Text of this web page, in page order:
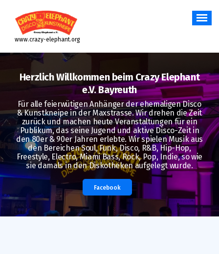
Inhalt
springen
www.crazy-elephant.org
Herzlich Willkommen beim Crazy Elephant
e.V. Bayreuth
Für alle feierwütigen Anhänger der ehemaligen Disco
& Kunstkneipe in der Maxstrasse. Wir drehen die Zeit
zurück und machen heute Veranstaltungen für ein
Publikum, das seine Jugend und aktive Disco-Zeit in
den 80er & 90er Jahren erlebte. Wir spielen Musik aus
den Bereichen Soul, Funk, Disco, R&B, Hip-Hop,
Freestyle, Electro, Miami Bass, Rock, Pop, Indie, so wie
sie damals in den Diskotheken aufgelegt wurde.
Facebook